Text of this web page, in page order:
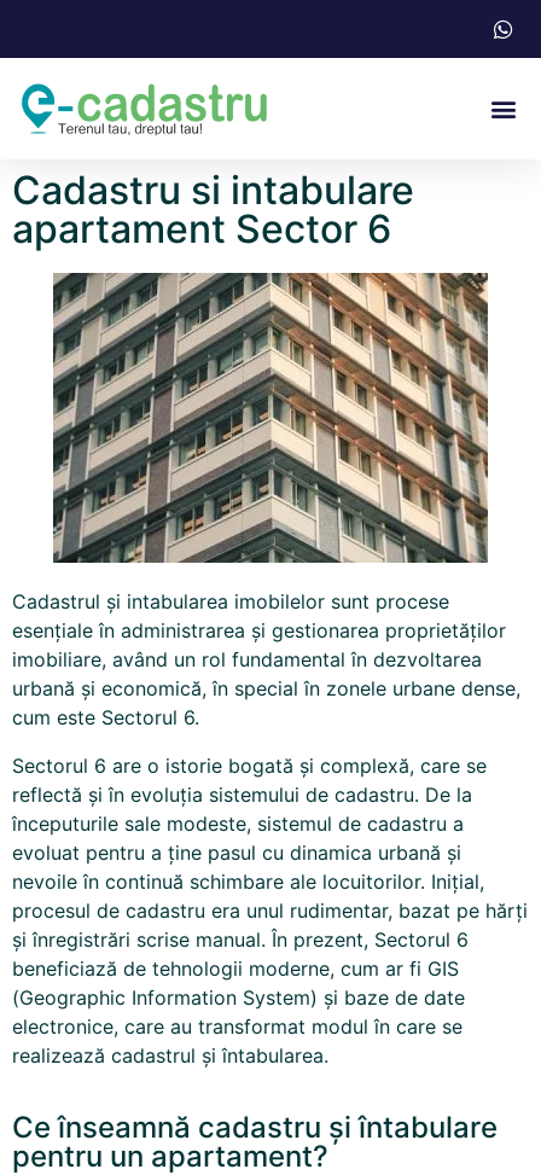
Cadastru si intabulare
apartament Sector 6
Cadastrul și intabularea imobilelor sunt procese
esențiale în administrarea și gestionarea proprietăților
imobiliare, având un rol fundamental în dezvoltarea
urbană și economică, în special în zonele urbane dense,
cum este Sectorul 6.
Sectorul 6 are o istorie bogată și complexă, care se
reflectă și în evoluția sistemului de cadastru. De la
începuturile sale modeste, sistemul de cadastru a
evoluat pentru a ține pasul cu dinamica urbană și
nevoile în continuă schimbare ale locuitorilor. Inițial,
procesul de cadastru era unul rudimentar, bazat pe hărți
și înregistrări scrise manual. În prezent, Sectorul 6
beneficiază de tehnologii moderne, cum ar fi GIS
(Geographic Information System) și baze de date
electronice, care au transformat modul în care se
realizează cadastrul și întabularea.
Ce înseamnă cadastru și întabulare
pentru un apartament?